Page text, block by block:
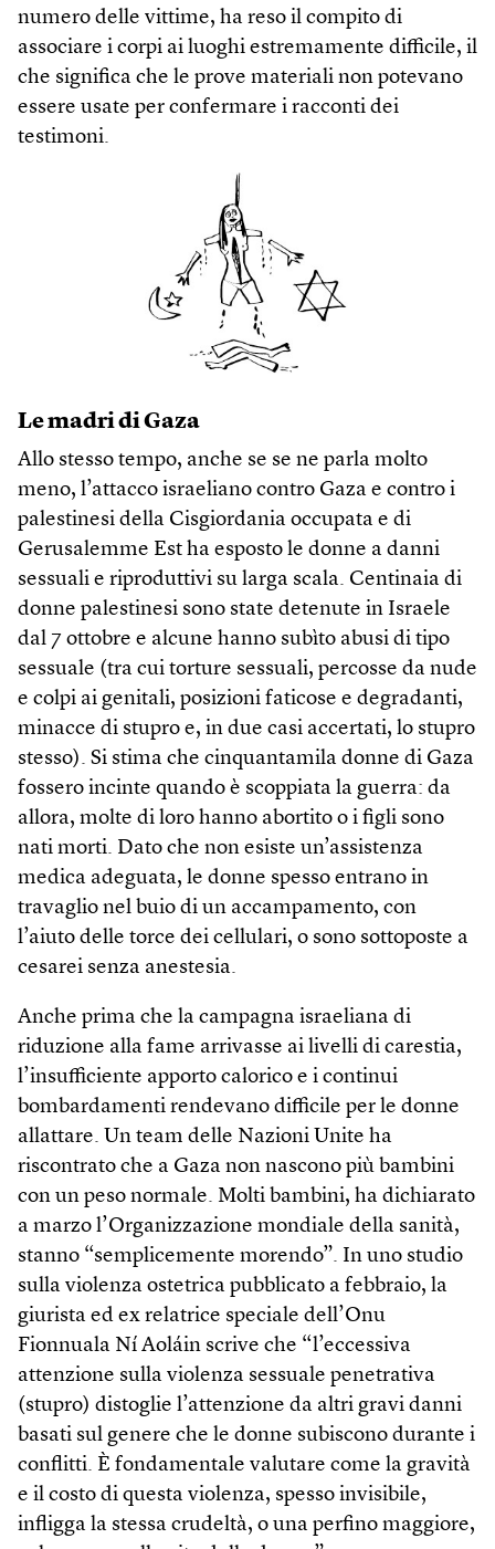
numero delle vittime, ha reso il compito di
associare i corpi ai luoghi estremamente difficile, il
che significa che le prove materiali non potevano
essere usate per confermare i racconti dei
testimoni.
Le madri di Gaza
Allo stesso tempo, anche se se ne parla molto
meno, l’attacco israeliano contro Gaza e contro i
palestinesi della Cisgiordania occupata e di
Gerusalemme Est ha esposto le donne a danni
sessuali e riproduttivi su larga scala. Centinaia di
donne palestinesi sono state detenute in Israele
dal 7 ottobre e alcune hanno subìto abusi di tipo
sessuale (tra cui torture sessuali, percosse da nude
e colpi ai genitali, posizioni faticose e degradanti,
minacce di stupro e, in due casi accertati, lo stupro
stesso). Si stima che cinquantamila donne di Gaza
fossero incinte quando è scoppiata la guerra: da
allora, molte di loro hanno abortito o i figli sono
nati morti. Dato che non esiste un’assistenza
medica adeguata, le donne spesso entrano in
travaglio nel buio di un accampamento, con
l’aiuto delle torce dei cellulari, o sono sottoposte a
cesarei senza anestesia.
Anche prima che la campagna israeliana di
riduzione alla fame arrivasse ai livelli di carestia,
l’insufficiente apporto calorico e i continui
bombardamenti rendevano difficile per le donne
allattare. Un team delle Nazioni Unite ha
riscontrato che a Gaza non nascono più bambini
con un peso normale. Molti bambini, ha dichiarato
a marzo l’Organizzazione mondiale della sanità,
stanno “semplicemente morendo”. In uno studio
sulla violenza ostetrica pubblicato a febbraio, la
giurista ed ex relatrice speciale dell’Onu
Fionnuala Ní Aoláin scrive che “l’eccessiva
attenzione sulla violenza sessuale penetrativa
(stupro) distoglie l’attenzione da altri gravi danni
basati sul genere che le donne subiscono durante i
conflitti. È fondamentale valutare come la gravità
e il costo di questa violenza, spesso invisibile,
infligga la stessa crudeltà, o una perfino maggiore,